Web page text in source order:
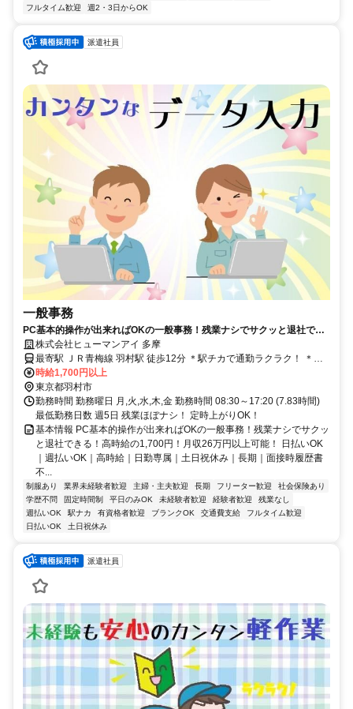
フルタイム歓迎
週2・3日からOK
派遣社員
一般事務
PC基本的操作が出来ればOKの一般事務！残業ナシでサクッと退社でき
る！高時給の1,700円！月収26万円以上可能！
株式会社ヒューマンアイ 多摩
最寄駅 ＪＲ青梅線 羽村駅 徒歩12分 ＊駅チカで通勤ラクラク！ ＊バ
イク・自転車通勤大歓迎！！
時給1,700円以上
東京都羽村市
勤務時間 勤務曜日 月,火,水,木,金 勤務時間 08:30～17:20 (7.83時間)
最低勤務日数 週5日 残業ほぼナシ！ 定時上がりOK！
基本情報 PC基本的操作が出来ればOKの一般事務！残業ナシでサクッ
と退社できる！高時給の1,700円！月収26万円以上可能！ 日払いOK
｜週払いOK｜高時給｜日勤専属｜土日祝休み｜長期｜面接時履歴書
不...
制服あり 業界未経験者歓迎 主婦・主夫歓迎 長期 フリーター歓迎
社会保険あり
学歴不問
固定時間制 平日のみOK 未経験者歓迎 経験者歓迎
残業なし
週払いOK
駅ナカ 有資格者歓迎 ブランクOK 交通費支給
フルタイム歓迎
日払いOK
土日祝休み
派遣社員